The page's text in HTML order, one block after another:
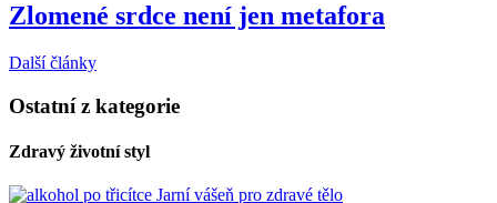
Zlomené srdce není jen metafora
Další články
Ostatní z kategorie
Zdravý životní styl
Jarní vášeň pro zdravé tělo